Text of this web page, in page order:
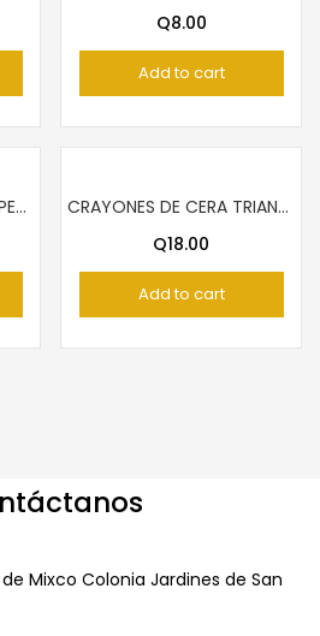
Q8.00
Add to cart
CAJA DE CRAYONES MAPED 36 COLORES
CRAYONES DE CERA TRIANGULAR TUCAN JUMBO 12
Q18.00
Add to cart
Mixco Colonia Jardines de San